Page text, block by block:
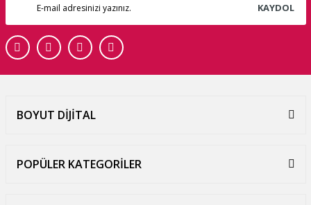
KAYDOL
BOYUT DİJİTAL
POPÜLER KATEGORİLER